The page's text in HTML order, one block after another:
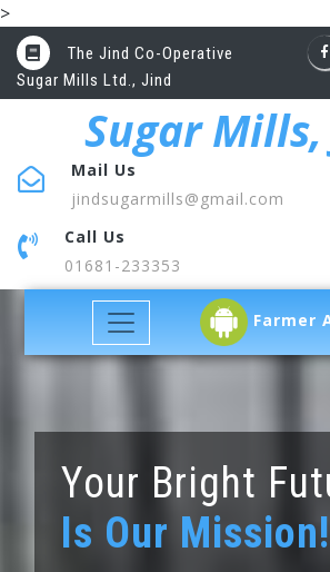
>
The Jind Co-Operative
Sugar Mills Ltd., Jind
Sugar
Mail Us
jindsugarmills@gmail.com
Call Us
01681-233353
Your Bright
Is Our Mission!
Farmer